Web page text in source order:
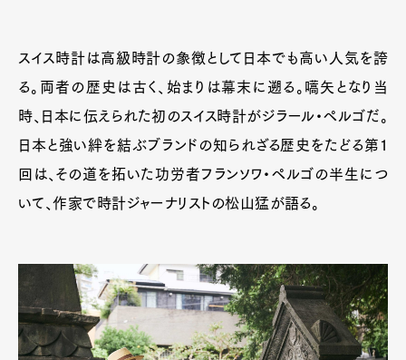
スイス時計は高級時計の象徴として日本でも高い人気を誇
る。両者の歴史は古く、始まりは幕末に遡る。嚆矢となり当
時、日本に伝えられた初のスイス時計がジラール・ペルゴだ。
日本と強い絆を結ぶブランドの知られざる歴史をたどる第1
回は、その道を拓いた功労者フランソワ・ペルゴの半生につ
いて、作家で時計ジャーナリストの松山猛が語る。